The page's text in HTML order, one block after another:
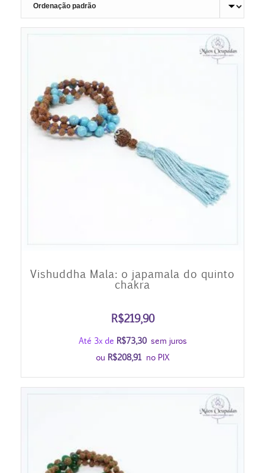
Vishuddha Mala: o japamala do quinto
chakra
R$219,90
Até 3x de R$73,30 sem juros
ou R$208,91 no PIX